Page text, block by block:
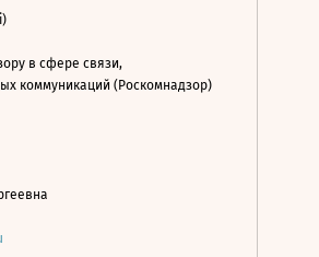
в сфере связи,
коммуникаций (Роскомнадзор)